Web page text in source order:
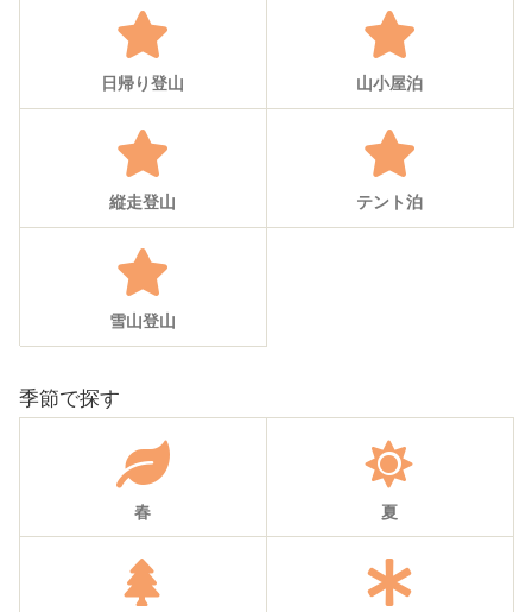
日帰り登山 山小屋泊
縦走登山 テント泊
雪山登山
季節で探す
春 夏